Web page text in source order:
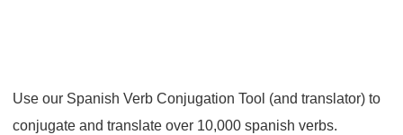
Use our Spanish Verb Conjugation Tool (and translator) to
conjugate and translate over 10,000 spanish verbs.